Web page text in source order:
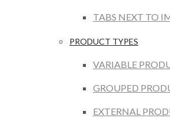
TABS NEXT TO
PRODUCT TYPES
VARIABLE
GROUPED
EXTERNAL